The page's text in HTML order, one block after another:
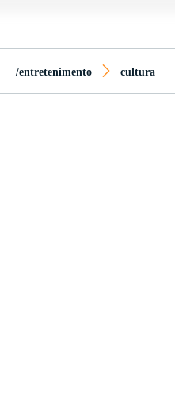
/entretenimento cultura